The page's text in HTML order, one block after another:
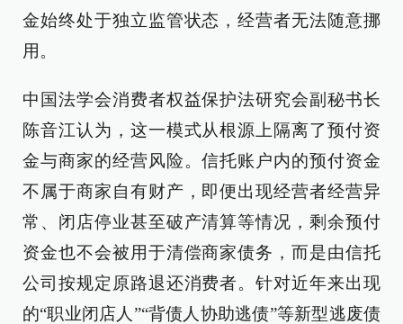
金始终处于独立监管状态，经营者无法随意挪
用。
中国法学会消费者权益保护法研究会副秘书长
陈音江认为，这一模式从根源上隔离了预付资
金与商家的经营风险。信托账户内的预付资金
不属于商家自有财产，即便出现经营者经营异
常、闭店停业甚至破产清算等情况，剩余预付
资金也不会被用于清偿商家债务，而是由信托
公司按规定原路退还消费者。针对近年来出现
的“职业闭店人”“背债人协助逃债”等新型逃废债